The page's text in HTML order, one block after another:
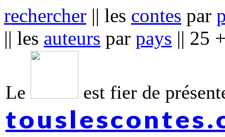
rechercher || les contes par
|| les auteurs par pays || 25
Le est fier de